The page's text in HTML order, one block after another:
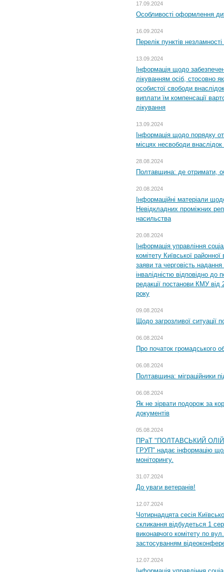
17.09.2024
Особливості оформлення
16.09.2024
Перелік пунктів
13.09.2024
Інформація щодо
лікуванням осіб, стосовно
особистої свободи
виплати їм компенсації
лікування
13.09.2024
Інформація щодо порядку
місцях несвободи внаслідок
28.08.2024
Полтавщина: де отримати,
20.08.2024
Інформаційні матеріали
Невідкладних проміжних
насильства
20.08.2024
Інформація управління
комітету Київської
заяви та черговість надання
інвалідністю відповідно
редакції постанови КМУ
року
09.08.2024
Щодо загрозливої ситуації
06.08.2024
Про початок громадського
06.08.2024
Полтавщина: міграційники
06.08.2024
Як не зірвати подорож за
документів
05.08.2024
ПРаТ "ПОЛТАВСЬКИЙ
ГРУП" надає інформацію
моніторингу.
31.07.2024
До уваги ветеранів!
12.07.2024
Чотирнадцята сесія
скликання відбудеться 1
виконавчого комітету по
застосуванням
12.07.2024